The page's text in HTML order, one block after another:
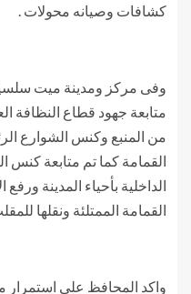
كشافات وصيانه محولات .
وفى مركز ومدينة ميت
متابعة جهود قطاع النظافة
من المنبع وكنس الشوارع
القمامة كما تم متابعة كنس
الداخلية بأحياء المدينة
القمامة الممتلئة ونقلها
واكد المحافظ على استمرار